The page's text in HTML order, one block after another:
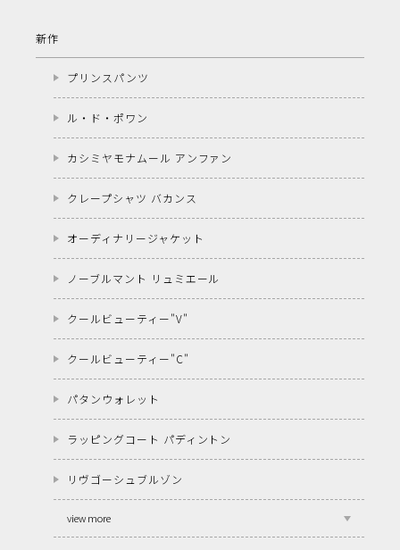
新作
プリンスパンツ
ル・ド・ポワン
カシミヤモナムール アンファン
クレープシャツ バカンス
オーディナリージャケット
ノーブルマント リュミエール
クールビューティー"V"
クールビューティー"C"
パタンウォレット
ラッピングコート パディントン
リヴゴーシュブルゾン
view more